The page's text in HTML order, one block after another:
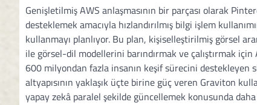
Genişletilmiş AWS anlaşmasının bir parçası olarak
desteklemek amacıyla hızlandırılmış bilgi işlem
kullanmayı planlıyor. Bu plan, kişiselleştirilmiş görsel
ile görsel-dil modellerini barındırmak ve çalıştırmak
600 milyondan fazla insanın keşif sürecini destekleyen
altyapısının yaklaşık üçte birine güç veren Graviton
yapay zekâ paralel şekilde güncellemek konusunda